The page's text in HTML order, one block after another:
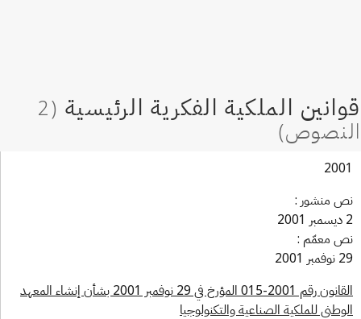
منشور :
معمّم :
القانون رقم 2001-015 المؤرخ في 29 نوفمبر 2001 بشأن إنشاء المعهد
للملكية الصناعية والتكنولوجيا